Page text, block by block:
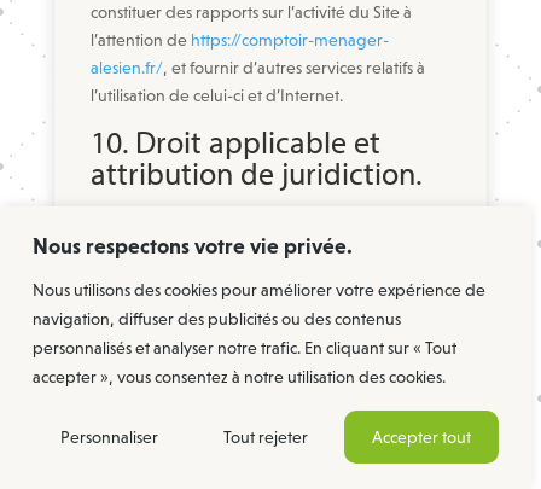
Nous respectons votre vie privée.
Nous utilisons des cookies pour améliorer votre expérience de
navigation, diffuser des publicités ou des contenus
personnalisés et analyser notre trafic. En cliquant sur « Tout
accepter », vous consentez à notre utilisation des cookies.
Personnaliser Tout rejeter Accepter tout
constituer des rapports sur l’activité du Site à
l’attention de https://comptoir-menager-
alesien.fr/, et fournir d’autres services relatifs à
l’utilisation de celui-ci et d’Internet.
10. Droit applicable et
attribution de juridiction.
https://comptoir-menager-alesien.fr/
En dehors des cas où la loi ne le permet pas, il est
fait attribution exclusive de juridiction aux
tribunaux compétents de Alès